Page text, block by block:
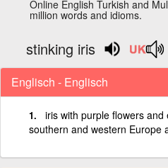
Online English Turkish and
million words and idioms.
stinking iris
Englisch - Englisch
iris with purple flowers and
southern and western Europe